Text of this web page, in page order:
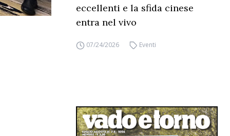
eccellenti e la sfida cinese
entra nel vivo
07/24/2026 Eventi